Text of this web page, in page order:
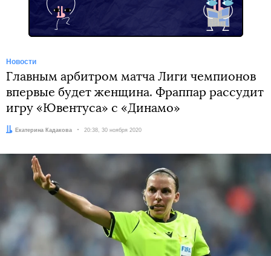
Новости
Главным арбитром матча Лиги чемпионов
впервые будет женщина. Фраппар рассудит
игру «Ювентуса» с «Динамо»
Автор:Екатерина Кадакова Дата:
20:38, 30 ноября 2020